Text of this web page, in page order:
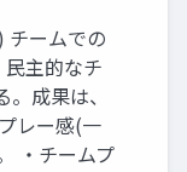
チームでの
主的なチ
成果は、
レー感(⼀
・チームプ